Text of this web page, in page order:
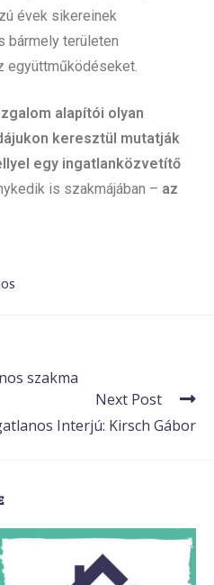
évek sikereinek
bármely területen
együttműködéseket.
alapítói olyan
keresztül mutatják
egy ingatlanközvetítő
is szakmájában – az
szakma
Next Post
Interjú: Kirsch Gábor